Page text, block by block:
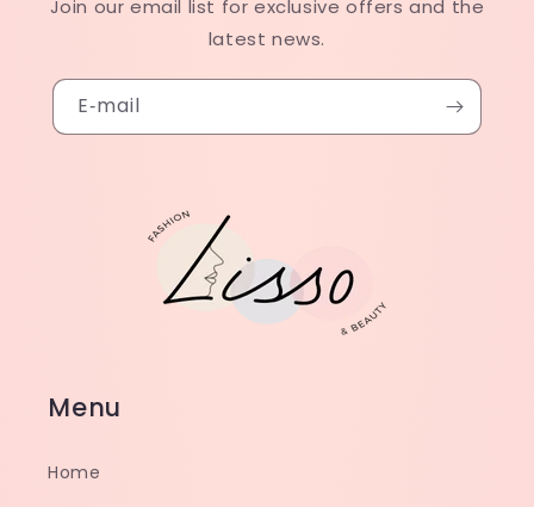
Join our email list for exclusive offers and the
latest news.
E‑mail
Menu
Home